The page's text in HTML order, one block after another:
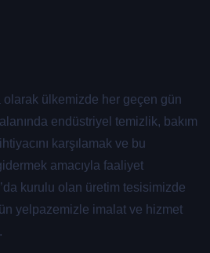
ülkemizde her geçen gün
endüstriyel temizlik, bakım
karşılamak ve bu
amacıyla faaliyet
kurulu olan üretim tesisimizde
yelpazemizle imalat ve hizmet